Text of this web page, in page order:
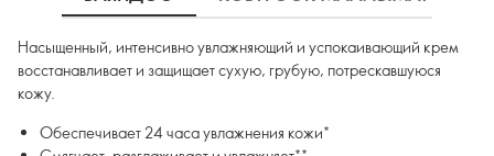
Насыщенный, интенсивно увлажняющий и успокаивающий крем
восстанавливает и защищает сухую, грубую, потрескавшуюся
кожу.
Обеспечивает 24 часа увлажнения кожи*